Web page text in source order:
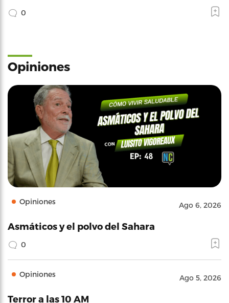
0
Opiniones
Opiniones Ago 6, 2026
Asmáticos y el polvo del Sahara
0
Opiniones Ago 5, 2026
Terror a las 10 AM